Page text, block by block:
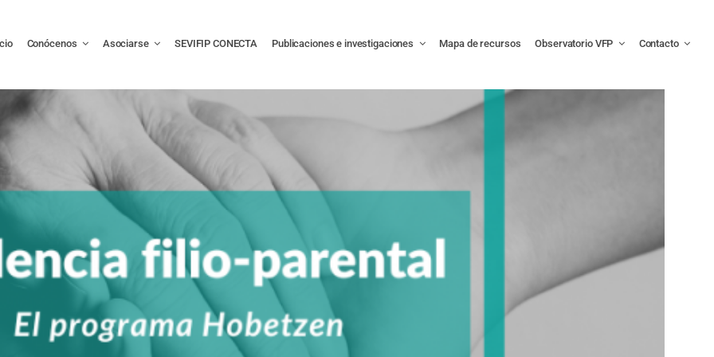
Conócenos Asociarse SEVIFIP CONECTA Publicaciones e investigaciones Mapa de recursos Observatorio VFP Contacto